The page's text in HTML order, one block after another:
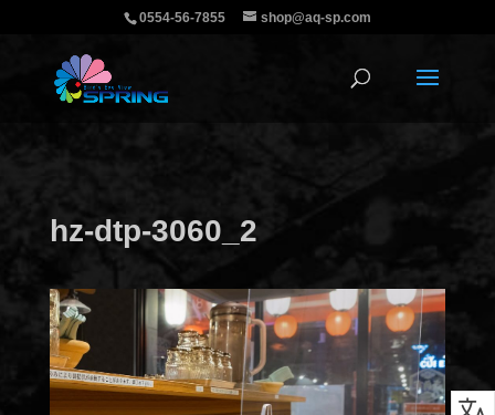
0554-56-7855 shop@aq-sp.com
hz-dtp-3060_2